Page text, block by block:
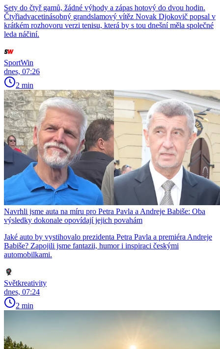
Sety do čtyř gamů, žádné výhody a zápas hotový do dvou hodin.
Čtyřiadvacetinásobný grandslamový vítěz Novak Djokovič popsal v
krátkém rozhovoru verzi tenisu, která by s tou dnešní měla společné
leda náčiní.
SportWin
dnes, 07:26
2 min
Navrhli jsme auta na míru pro Petra Pavla a Andreje Babiše: Oba
výsledky dokonale opovídají jejich povahám
Jaké auto by vystihovalo prezidenta Petra Pavla a premiéra Andreje
Babiše? Zapojili jsme fantazii, humor i inspiraci českými
automobilkami.
Světkreativity
dnes, 07:24
2 min